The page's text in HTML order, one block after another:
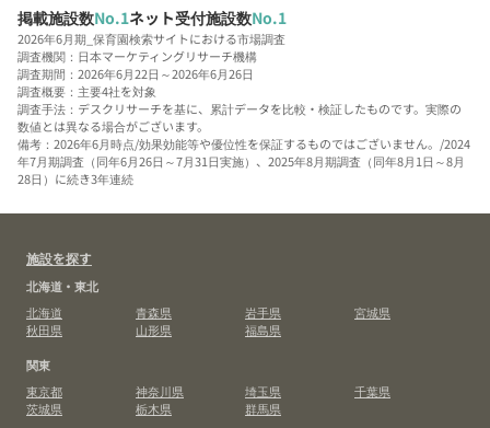
掲載施設数No.1ネット受付施設数No.1
2026年6月期_保育園検索サイトにおける市場調査
調査機関：日本マーケティングリサーチ機構
調査期間：2026年6月22日～2026年6月26日
調査概要：主要4社を対象
調査手法：デスクリサーチを基に、累計データを比較・検証したものです。実際の
数値とは異なる場合がございます。
備考：2026年6月時点/効果効能等や優位性を保証するものではございません。/2024
年7月期調査（同年6月26日～7月31日実施）、2025年8月期調査（同年8月1日～8月
28日）に続き3年連続
施設を探す
北海道・東北
北海道
青森県 岩手県
宮城県
秋田県
山形県
福島県
関東
東京都
神奈川県 埼玉県
千葉県
茨城県
栃木県
群馬県